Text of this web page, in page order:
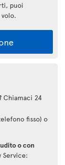
puoi
Chiamaci 24
fisso) o
o con
Service: